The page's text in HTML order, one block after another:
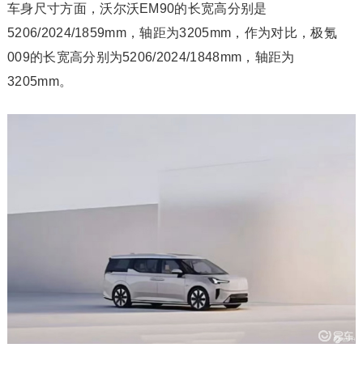
车身尺寸方面，沃尔沃EM90的长宽高分别是
5206/2024/1859mm，轴距为3205mm，作为对比，极氪
009的长宽高分别为5206/2024/1848mm，轴距为
3205mm。